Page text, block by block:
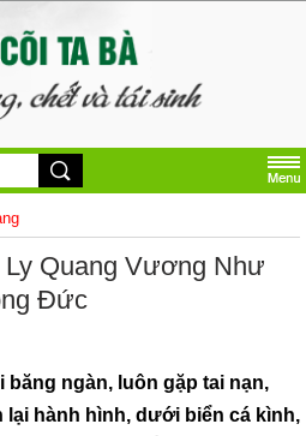
Quang Vương Như
Đức
ngàn, luôn gặp tai nạn,
hành hình, dưới biển cá kình,